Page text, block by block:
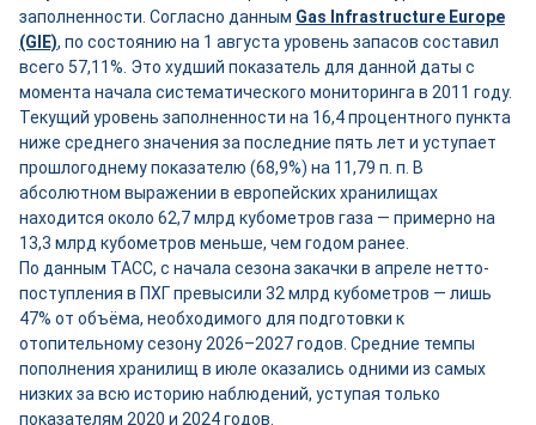
заполненности. Согласно данным Gas Infrastructure Europe
(GIE), по состоянию на 1 августа уровень запасов составил
всего 57,11%. Это худший показатель для данной даты с
момента начала систематического мониторинга в 2011 году.
Текущий уровень заполненности на 16,4 процентного пункта
ниже среднего значения за последние пять лет и уступает
прошлогоднему показателю (68,9%) на 11,79 п. п. В
абсолютном выражении в европейских хранилищах
находится около 62,7 млрд кубометров газа — примерно на
13,3 млрд кубометров меньше, чем годом ранее.
По данным ТАСС, с начала сезона закачки в апреле нетто-
поступления в ПХГ превысили 32 млрд кубометров — лишь
47% от объёма, необходимого для подготовки к
отопительному сезону 2026–2027 годов. Средние темпы
пополнения хранилищ в июле оказались одними из самых
низких за всю историю наблюдений, уступая только
показателям 2020 и 2024 годов.